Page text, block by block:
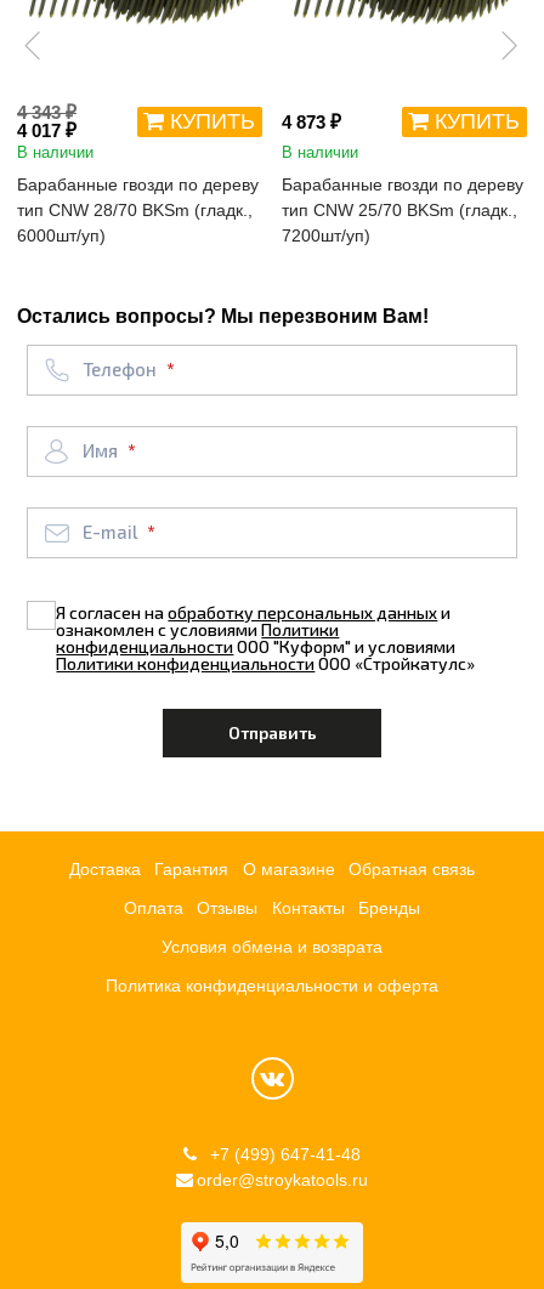
4 343 ₽
4 017 ₽
КУПИТЬ
В наличии
Барабанные гвозди по дереву
тип CNW 28/70 BKSm (гладк.,
6000шт/уп)
4 873 ₽ КУПИТЬ
В наличии
Барабанные гвозди по дереву
тип CNW 25/70 BKSm (гладк.,
7200шт/уп)
Остались вопросы? Мы перезвоним Вам!
Телефон
Имя
E-mail
Я согласен наобработку персональных данныхи
ознакомлен с условиямиПолитики
конфиденциальностиООО "Куформ" и условиями
Политики конфиденциальностиООО «Стройкатулс»
Доставка Гарантия О магазине Обратная связь
Оплата Отзывы Контакты Бренды
Условия обмена и возврата
Политика конфиденциальности и оферта
+7 (499) 647-41-48
order@stroykatools.ru